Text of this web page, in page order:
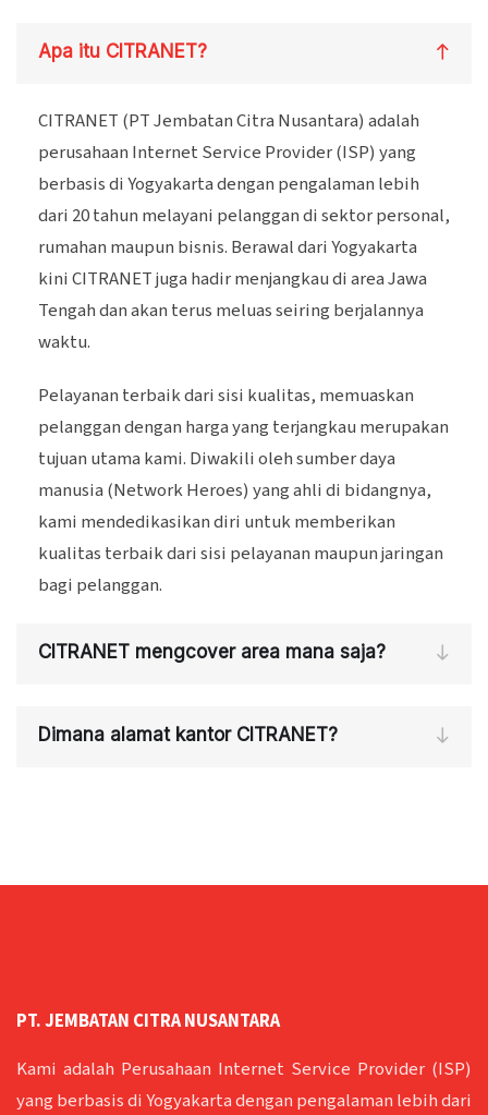
Apa itu CITRANET?
CITRANET (PT Jembatan Citra Nusantara) adalah
perusahaan Internet Service Provider (ISP) yang
berbasis di Yogyakarta dengan pengalaman lebih
dari 20 tahun melayani pelanggan di sektor personal,
rumahan maupun bisnis. Berawal dari Yogyakarta
kini CITRANET juga hadir menjangkau di area Jawa
Tengah dan akan terus meluas seiring berjalannya
waktu.
Pelayanan terbaik dari sisi kualitas, memuaskan
pelanggan dengan harga yang terjangkau merupakan
tujuan utama kami. Diwakili oleh sumber daya
manusia (Network Heroes) yang ahli di bidangnya,
kami mendedikasikan diri untuk memberikan
kualitas terbaik dari sisi pelayanan maupun jaringan
bagi pelanggan.
CITRANET mengcover area mana saja?
Dimana alamat kantor CITRANET?
PT. JEMBATAN CITRA NUSANTARA
Kami adalah Perusahaan Internet Service Provider (ISP)
yang berbasis di Yogyakarta dengan pengalaman lebih dari